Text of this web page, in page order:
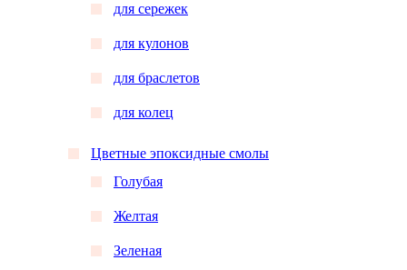
для сережек
для кулонов
для браслетов
для колец
Цветные эпоксидные смолы
Голубая
Желтая
Зеленая